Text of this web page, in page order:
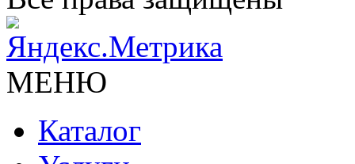
МЕНЮ
Каталог